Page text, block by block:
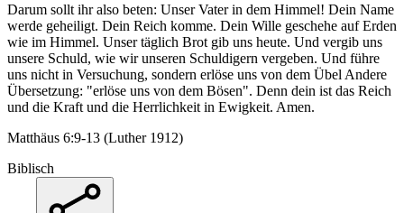
Darum sollt ihr also beten: Unser Vater in dem Himmel! Dein Name
werde geheiligt. Dein Reich komme. Dein Wille geschehe auf Erden
wie im Himmel. Unser täglich Brot gib uns heute. Und vergib uns
unsere Schuld, wie wir unseren Schuldigern vergeben. Und führe
uns nicht in Versuchung, sondern erlöse uns von dem Übel Andere
Übersetzung: "erlöse uns von dem Bösen". Denn dein ist das Reich
und die Kraft und die Herrlichkeit in Ewigkeit. Amen.
Matthäus 6:9-13 (Luther 1912)
Biblisch